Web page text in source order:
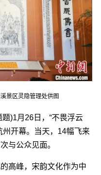
景区灵隐管理处供图
)1月26日，“不畏浮云
开幕。当天，14幅飞来
与公众见面。
峰，宋韵文化作为中